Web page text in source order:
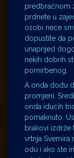
predbračnom
prdnete u
osobi neće
dopustite da
unaprijed
nekih dobrih
pomirbenog.
A onda dođu
promjeni.
onda idućih
pomaknuto.
brakovi izdrže
vrtnja Svemira
odu i ako ste